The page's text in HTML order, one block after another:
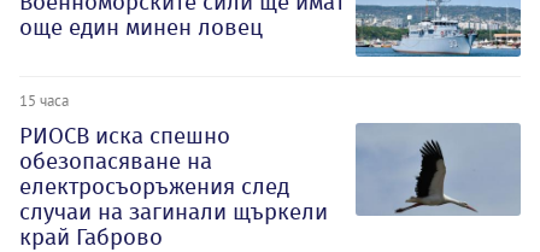
още един минен ловец
15 часа
РИОСВ иска спешно
обезопасяване на
електросъоръжения след
случаи на загинали щъркели
край Габрово